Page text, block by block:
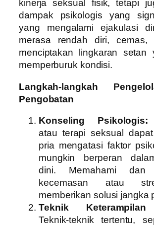
kinerja seksual fisik, tetapi
dampak psikologis yang
yang mengalami ejakulasi
merasa rendah diri, cemas,
menciptakan lingkaran setan
memperburuk kondisi.
Langkah-langkah
Pengobatan
Konseling Psikologis:
atau terapi seksual
pria mengatasi faktor
mungkin berperan
dini. Memahami dan
kecemasan atau
memberikan solusi jangka
Teknik
Teknik-teknik tertentu,